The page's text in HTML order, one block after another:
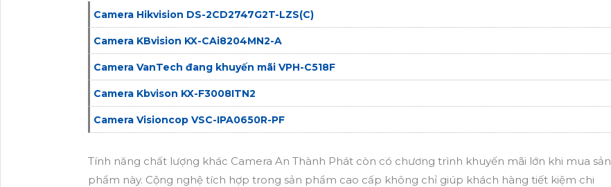
Camera Hikvision DS-2CD2747G2T-LZS(C)
Camera KBvision KX-CAi8204MN2-A
Camera VanTech đang khuyến mãi VPH-C518F
Camera Kbvison KX-F3008ITN2
Camera Visioncop VSC-IPA0650R-PF
Tính năng chất lượng khác Camera An Thành Phát còn có chương trình khuyến mãi lớn khi mua sản
phẩm này. Cộng nghệ tích hợp trong sản phẩm cao cấp không chỉ giúp khách hàng tiết kiệm chi